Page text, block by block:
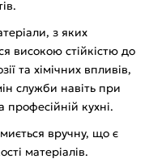
з яких
високою стійкістю до
та хімічних впливів,
служби навіть при
професійній кухні.
вручну, що є
матеріалів.